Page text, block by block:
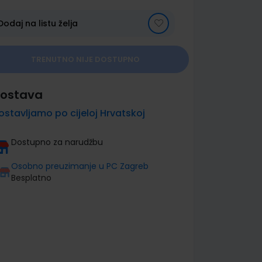
na listu želja
po cijeloj Hrvatskoj
Dostupno za narudžbu
Osobno preuzimanje u PC Zagreb
Besplatno